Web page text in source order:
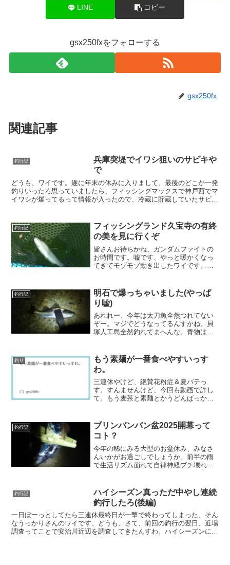
LINE コピー
gsx250fxをフォローする
gsx250fx
関連記事
釣行記
兵庫突堤でイワシ狙いのサビキや
で
どうも、ワイです。遂に年末の休みに入りまして、最後のどこか一発
釣りいったろ思っていましたら、フィッシングマックスで神戸西でマ
イワシが爆ってるって情報が入ったので、冷蔵に貯蔵していたサビキ
釣行記
フィッシングランド久宝寺の有終
の美を見に行くぞ
皆さんお待ちかね、ガンダムファイトの
お時間です。嘘です、やっと暖かくなっ
てきてモゾモゾ動き出したワイです。今
いといけねえので、近場でお茶を濁させ
てもらいますわ。平日やの...
釣行記
明石で爆っちゃいました(やっぱ
り嘘)
あれれー、今年は太刀魚全然つれてない
ぞー。マジでどうなってるんすかね、貝
塚人工島全然釣れてまへんな。青物は好
込んできたんすけど、ぼちぼち釣りたい
っすね、太刀魚とアオ...
釣り
もう素麺が一番食べやすいっす
わ。
三連休やけど、絶賛花粉症＆夏バテっ
す。すんませんけど、今回も動画で許し
て。もう麦茶と素麺とかうどんばっかり
釣行記
ブリンバンバン盆2025開幕って
コト？
今年の稀にみる大型のお盆休み、みなさ
んいかがお過ごしでしょうか。前半の雨
で生活リズム崩れて自律神経ブチ壊れ中
ね。ちゅうことで今年は普段行ってない
ような釣り場でブチ上げてい...
釣行記
ハイシーズン真っただ中やし連続
釣行したろ(後編)
一日ぼーっとしてたら三連休最終日が一撃で終わってしまった、そん
なうっかりさんのワイです、どうも。さて、前回の釣行の翌日、近場
調査ってことで安治川近辺を調査してきたんすわ。ハイシーズンに入